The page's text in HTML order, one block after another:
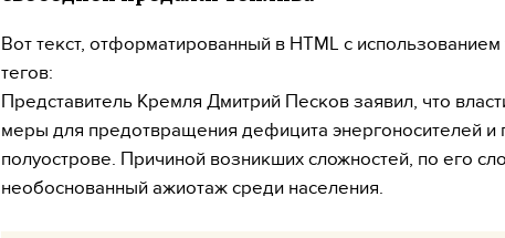
Вот текст, отформатированный в HTML с
тегов:
Представитель Кремля Дмитрий Песков заявил, что
меры для предотвращения дефицита энергоносителей и
полуострове. Причиной возникших сложностей, по его
необоснованный ажиотаж среди населения.